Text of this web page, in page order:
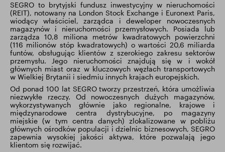
SEGRO to brytyjski fundusz inwestycyjny w nieruchomości
(REIT), notowany na London Stock Exchange i Euronext Paris,
wiodący właściciel, zarządca i deweloper nowoczesnych
magazynów i nieruchomości przemysłowych. Posiada lub
zarządza 10,8 miliona metrów kwadratowych powierzchni
(116 milionów stóp kwadratowych) o wartości 20,6 miliarda
funtów, obsługując klientów z szerokiego zakresu sektorów
przemysłu. Jego nieruchomości znajdują się w i wokół
głównych miast oraz w kluczowych węzłach transportowych
w Wielkiej Brytanii i siedmiu innych krajach europejskich.
Od ponad 100 lat SEGRO tworzy przestrzeń, która umożliwia
niezwykłe rzeczy. Od nowoczesnych dużych magazynów,
wykorzystywanych głównie jako regionalne, krajowe i
międzynarodowe centra dystrybucyjne, po magazyny
miejskie (w tym centra danych) zlokalizowane w pobliżu
głównych ośrodków populacji i dzielnic biznesowych, SEGRO
zapewnia wysokiej jakości aktywa, które pozwalają jego
klientom się rozwijać.